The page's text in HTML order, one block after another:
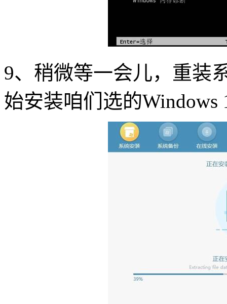
9、稍微等一会儿，重装
始安装咱们选的Windows